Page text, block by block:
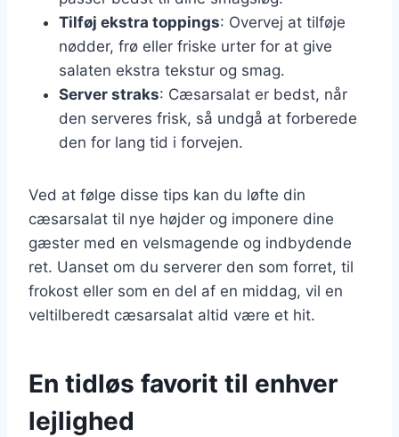
Tilføj ekstra toppings: Overvej at tilføje
nødder, frø eller friske urter for at give
salaten ekstra tekstur og smag.
Server straks: Cæsarsalat er bedst, når
den serveres frisk, så undgå at forberede
den for lang tid i forvejen.
Ved at følge disse tips kan du løfte din
cæsarsalat til nye højder og imponere dine
gæster med en velsmagende og indbydende
ret. Uanset om du serverer den som forret, til
frokost eller som en del af en middag, vil en
veltilberedt cæsarsalat altid være et hit.
En tidløs favorit til enhver
lejlighed